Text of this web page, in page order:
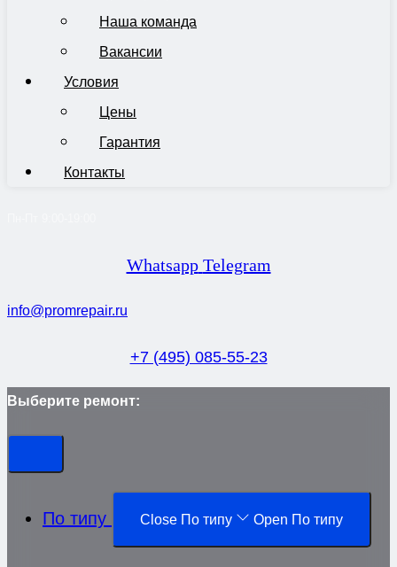
Наша команда
Вакансии
Условия
Цены
Гарантия
Контакты
Whatsapp Telegram
info@promrepair.ru
+7 (495) 085-55-23
Выберите ремонт:
По типу Close По типу Open По типу